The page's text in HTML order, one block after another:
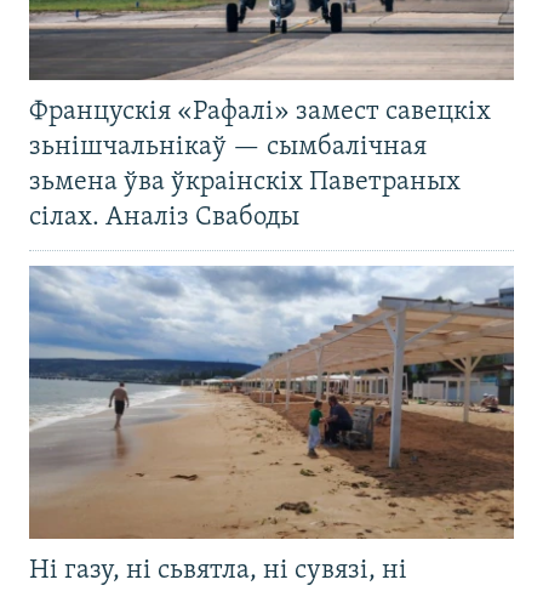
Францускія «Рафалі» замест савецкіх
зьнішчальнікаў — сымбалічная
зьмена ўва ўкраінскіх Паветраных
сілах. Аналіз Свабоды
Ні газу, ні сьвятла, ні сувязі, ні